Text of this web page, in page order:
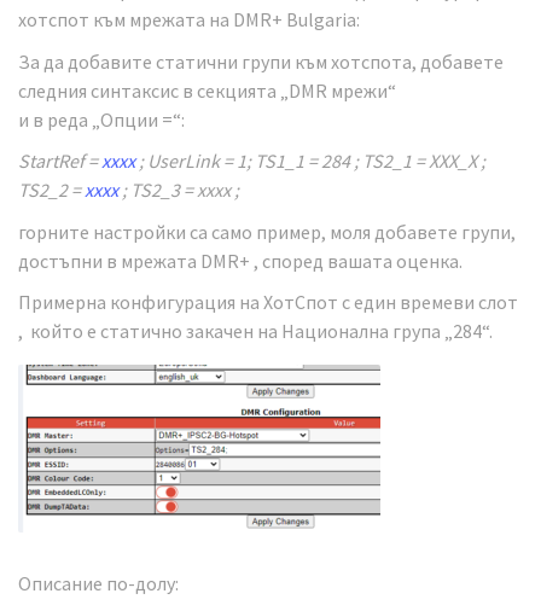
хотспот към мрежата на DMR+ Bulgaria:
За да добавите статични групи към хотспота, добавете
следния синтаксис в секцията „DMR мрежи“
и в реда „Опции =“:
StartRef =хххх; UserLink = 1; TS1_1 = 284 ; TS2_1 = ХХХ_X ;
TS2_2 =хххх; TS2_3 = хххх ;
горните настройки са само пример, моля добавете групи,
достъпни в мрежата DMR+ , според вашата оценка.
Примерна конфигурация на ХотСпот с един времеви слот
, който е статично закачен на Национална група „284“.
Описание по-долу: